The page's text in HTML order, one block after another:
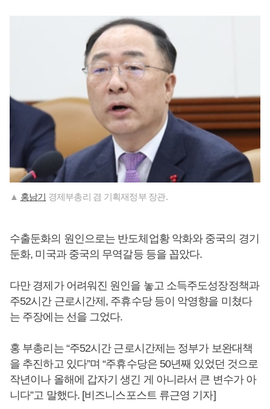
▲ 홍남기 경제부총리 겸 기획재정부 장관.
수출둔화의 원인으로는 반도체업황 악화와 중국의 경기
둔화, 미국과 중국의 무역갈등 등을 꼽았다.
다만 경제가 어려워진 원인을 놓고 소득주도성장정책과
주52시간 근로시간제, 주휴수당 등이 악영향을 미쳤다
는 주장에는 선을 그었다.
홍 부총리는 “주52시간 근로시간제는 정부가 보완대책
을 추진하고 있다”며 “주휴수당은 50년째 있었던 것으로
작년이나 올해에 갑자기 생긴 게 아니라서 큰 변수가 아
니다”고 말했다. [비즈니스포스트 류근영 기자]